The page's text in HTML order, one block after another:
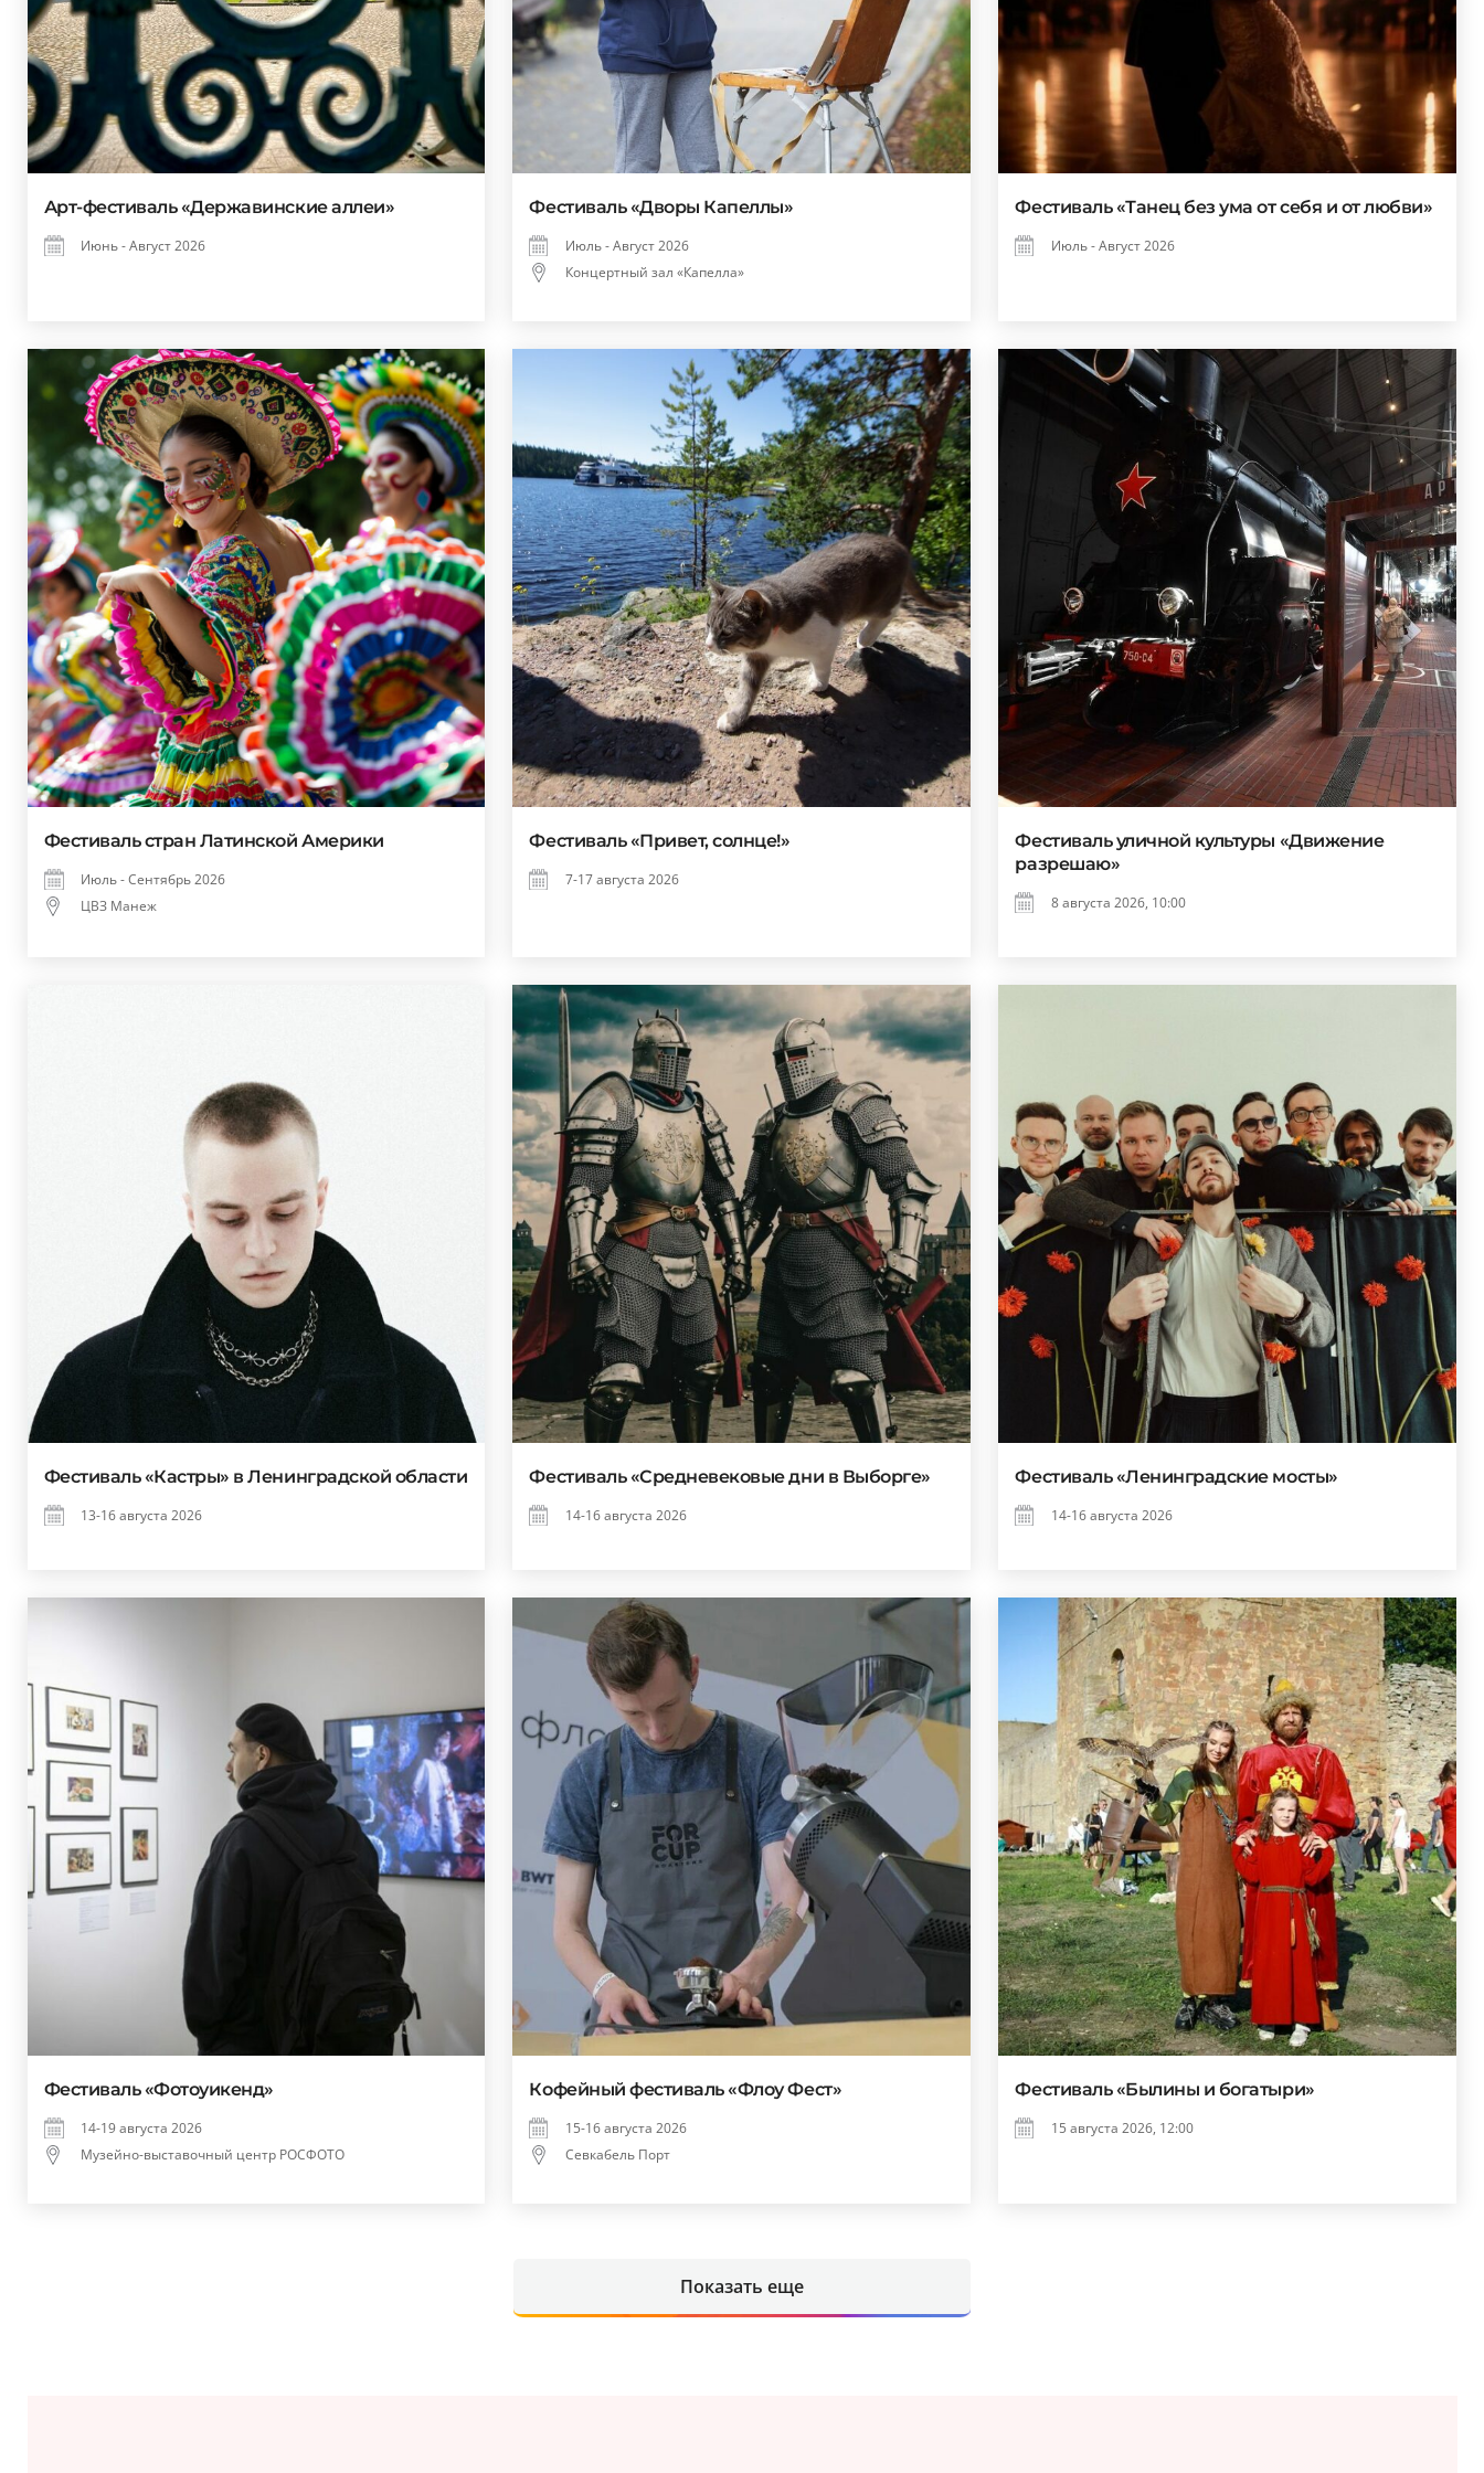
Арт-фестиваль «Державинские аллеи»
Июнь - Август 2026
Фестиваль «Дворы Капеллы»
Июль - Август 2026
Концертный зал «Капелла»
Фестиваль «Танец без ума от себя и от любви»
Июль - Август 2026
Фестиваль стран Латинской Америки
Июль - Сентябрь 2026
ЦВЗ Манеж
Фестиваль «Привет, солнце!»
7-17 августа 2026
Фестиваль уличной культуры «Движение
разрешаю»
8 августа 2026, 10:00
Фестиваль «Кастры» в Ленинградской области
13-16 августа 2026
Фестиваль «Средневековые дни в Выборге»
14-16 августа 2026
Фестиваль «Ленинградские мосты»
14-16 августа 2026
Фестиваль «Фотоуикенд»
14-19 августа 2026
Музейно-выставочный центр РОСФОТО
Кофейный фестиваль «Флоу Фест»
15-16 августа 2026
Севкабель Порт
Фестиваль «Былины и богатыри»
15 августа 2026, 12:00
Показать еще